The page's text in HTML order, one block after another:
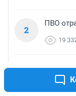
2
ПВО
19
Обломки
Омска